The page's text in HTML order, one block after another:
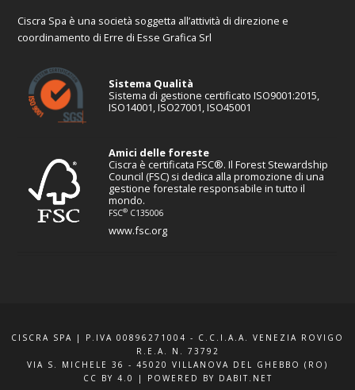
Ciscra Spa è una società soggetta all’attività di direzione e
coordinamento di Erre di Esse Grafica Srl
Sistema Qualità
Sistema di gestione certificato ISO9001:2015,
ISO14001, ISO27001, ISO45001
Amici delle foreste
Ciscra è certificata FSC®. Il Forest Stewardship
Council (FSC) si dedica alla promozione di una
gestione forestale responsabile in tutto il
mondo.
FSC® C135006
www.fsc.org
CISCRA SPA | P.IVA 00896271004 - C.C.I.A.A. VENEZIA ROVIGO
R.E.A. N. 73792
VIA S. MICHELE 36 - 45020 VILLANOVA DEL GHEBBO (RO)
CC BY 4.0
| POWERED BY DABIT.NET